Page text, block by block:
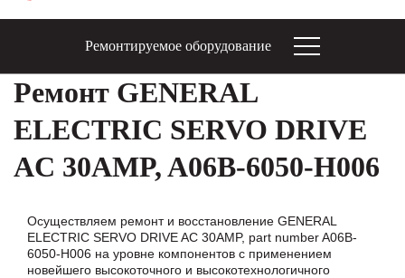
Ремонтируемое оборудование
Ремонт GENERAL
ELECTRIC SERVO DRIVE
AC 30AMP, A06B-6050-H006
Осуществляем ремонт и восстановление GENERAL
ELECTRIC SERVO DRIVE AC 30AMP, part number A06B-
6050-H006 на уровне компонентов с применением
новейшего высокоточного и высокотехнологичного